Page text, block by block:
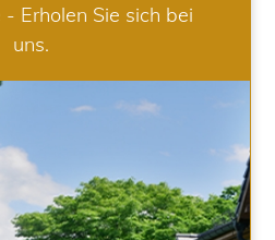
Erholen Sie sich bei
uns.